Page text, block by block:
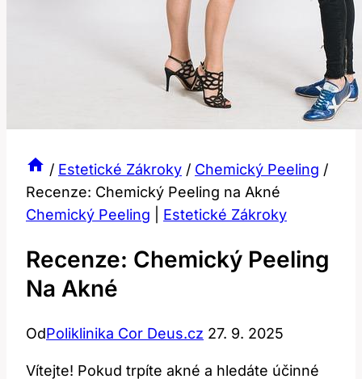
/ Estetické Zákroky / Chemický Peeling /
Recenze: Chemický Peeling na Akné
Chemický Peeling
Estetické Zákroky
Recenze: Chemický Peeling
Na Akné
OdPoliklinika Cor Deus.cz 27. 9. 2025
Vítejte! Pokud trpíte akné a hledáte účinné